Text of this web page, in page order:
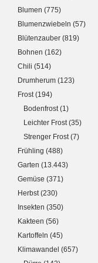
Blumen (775)
Blumenzwiebeln (57)
Blütenzauber (819)
Bohnen (162)
Chili (514)
Drumherum (123)
Frost(194)
Bodenfrost(1)
Leichter Frost(35)
Strenger Frost(7)
Frühling (488)
Garten (13.443)
Gemüse (371)
Herbst(230)
Insekten (350)
Kakteen (56)
Kartoffeln (45)
Klimawandel (657)